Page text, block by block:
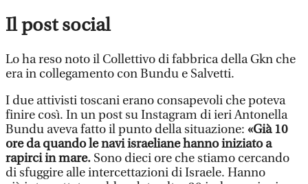
Il post social
Lo ha reso noto il Collettivo di fabbrica della Gkn che
era in collegamento con Bundu e Salvetti.
I due attivisti toscani erano consapevoli che poteva
finire così. In un post su Instagram di ieri Antonella
Bundu aveva fatto il punto della situazione: «Già 10
ore da quando le navi israeliane hanno iniziato a
rapirci in mare. Sono dieci ore che stiamo cercando
di sfuggire alle intercettazioni di Israele. Hanno